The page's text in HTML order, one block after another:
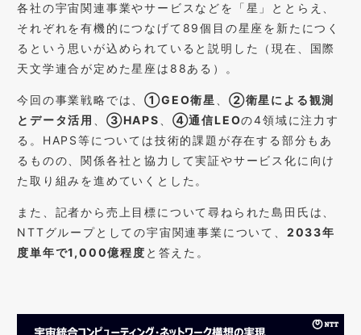
各社の宇宙関連事業やサービスなどを「星」ととらえ、
それぞれを有機的につなげて89個目の星座を新たにつく
るという思いが込められていると説明した（現在、国際
天文学連合が定めた星座は88ある）。
今回の事業戦略では、①GEO衛星
②衛星による観測
とデータ活用
③HAPS ④通信LEOの4領域に注力す
る。HAPS等については技術的課題が存在する部分もあ
るものの、関係各社と協力して実証やサービス化に向け
た取り組みを進めていくとした。
また、記者から売上目標について尋ねられた島田氏は、
NTTグループとしての宇宙関連事業について、 2033年
度単年で1,000億程度 と答えた。